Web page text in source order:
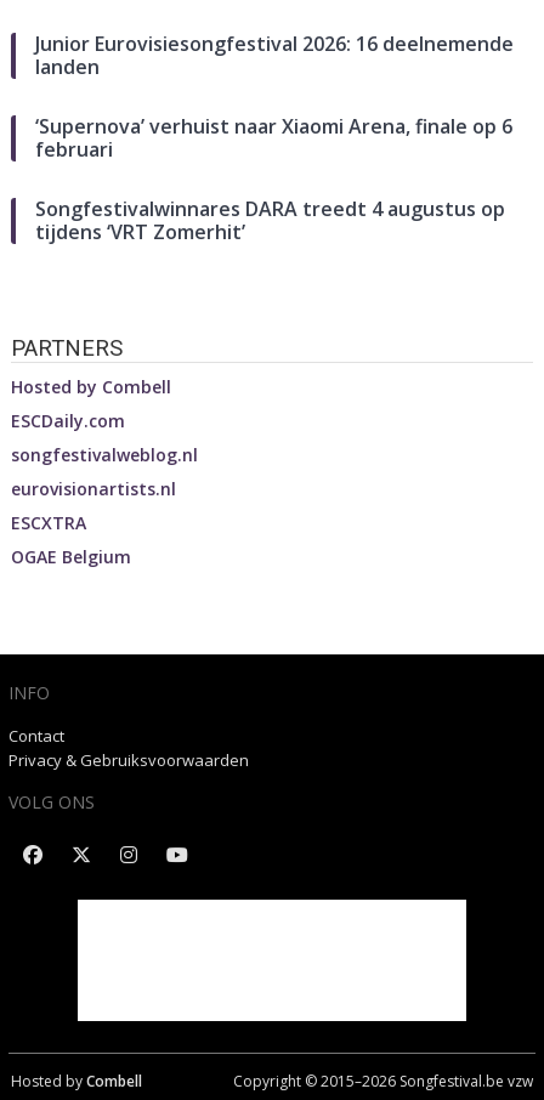
Junior Eurovisiesongfestival 2026: 16 deelnemende
landen
‘Supernova’ verhuist naar Xiaomi Arena, finale op 6
februari
Songfestivalwinnares DARA treedt 4 augustus op
tijdens ‘VRT Zomerhit’
PARTNERS
Hosted by Combell
ESCDaily.com
songfestivalweblog.nl
eurovisionartists.nl
ESCXTRA
OGAE Belgium
INFO
Contact
Privacy & Gebruiksvoorwaarden
VOLG ONS
Hosted byCombell Copyright © 2015–2026Songfestival.be vzw